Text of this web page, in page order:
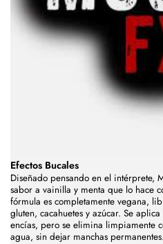
Efectos Bucales
Diseñado pensando en el intérprete,
sabor a vainilla y menta que lo hace
fórmula es completamente vegana,
gluten, cacahuetes y azúcar. Se
encías, pero se elimina limpiamente
agua, sin dejar manchas permanentes.